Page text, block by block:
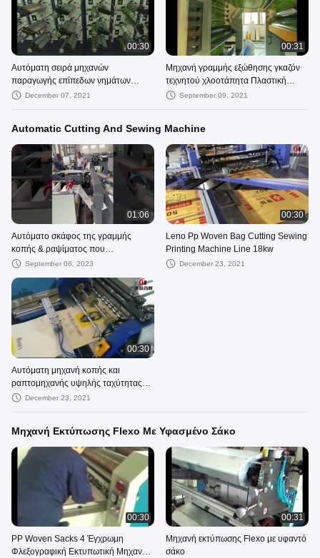
00:30
Αυτόματη σειρά μηχανών
παραγωγής επίπεδων νημάτων
τεχνητού χλοοτάπητα με βάση PP
December 07, 2021
00:31
Μηχανή γραμμής εξώθησης γκαζόν
τεχνητού χλοοτάπητα Πλαστική
Ταινία 450KW 280m Min
September 09, 2021
Automatic Cutting And Sewing Machine
01:06
Αυτόματο σκάφος της γραμμής
κοπής & ραψίματος που
παρεμβάλλει τη μηχανή
September 06, 2023
00:30
Leno Pp Woven Bag Cutting Sewing
Printing Machine Line 18kw
December 23, 2021
00:30
Αυτόματη μηχανή κοπής και
ραπτομηχανής υψηλής ταχύτητας
Μηχανή εκτύπωσης Flexo Roll To
December 23, 2021
Μηχανή Εκτύπωσης Flexo Με Υφασμένο Σάκο
00:30
PP Woven Sacks 4 Έγχρωμη
Φλεξογραφική Εκτυπωτική Μηχανή
00:31
Μηχανή εκτύπωσης Flexo με υφαντό
σάκο